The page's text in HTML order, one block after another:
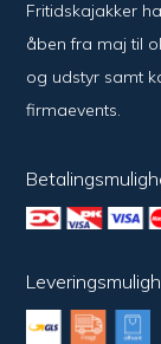
Fritidskajakker
åben fra maj til
og udstyr samt
firmaevents.